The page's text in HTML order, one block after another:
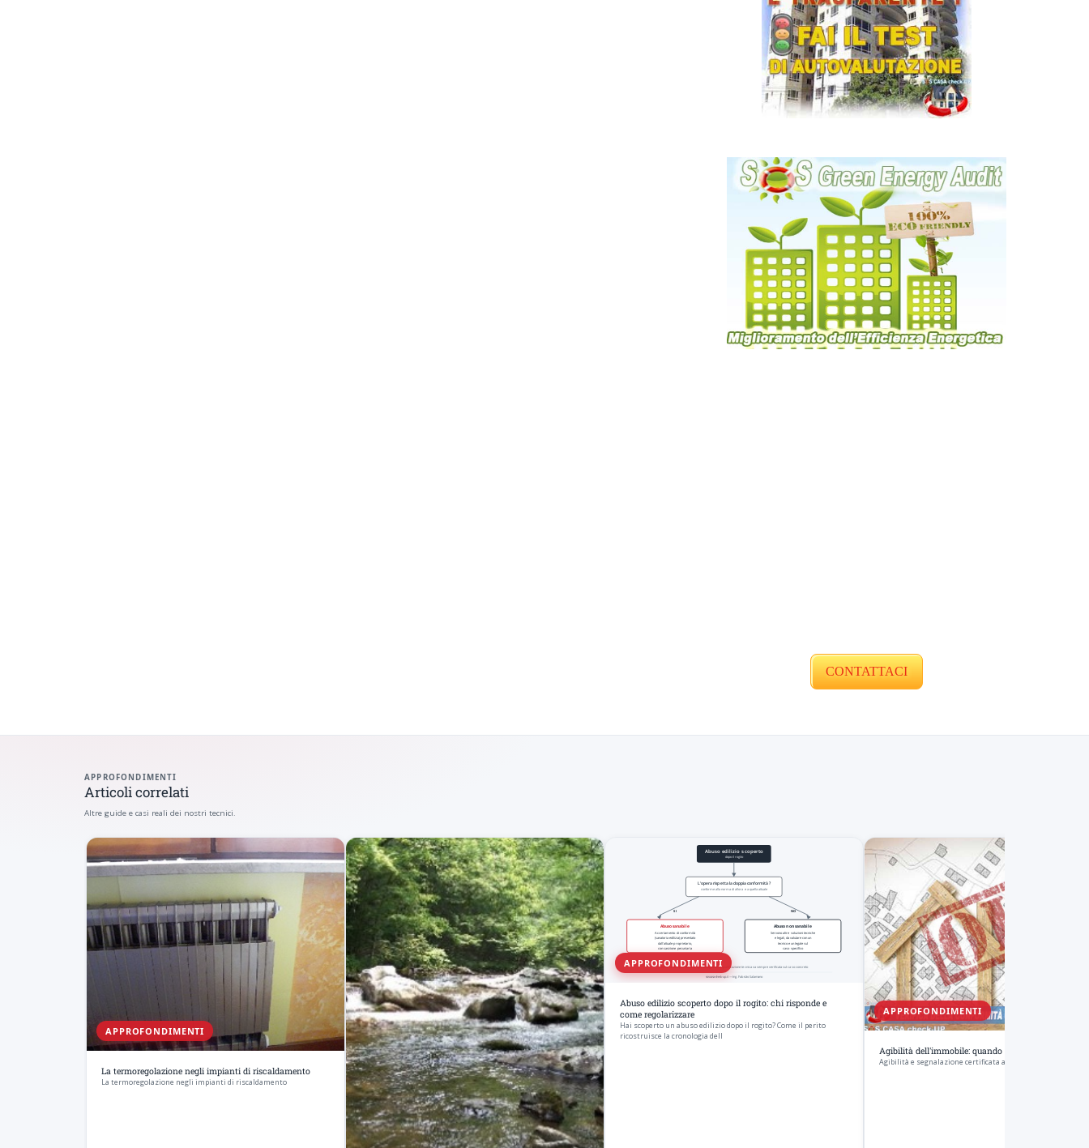
CONTATTACI
APPROFONDIMENTI
Articoli correlati
Altre guide e casi reali dei nostri tecnici.
APPROFONDIMENTI
La termoregolazione negli impianti di riscaldamento
La termoregolazione negli impianti di riscaldamento
APPROFONDIMENTI
Abuso edilizio scoperto dopo il rogito: chi risponde e
come regolarizzare
Hai scoperto un abuso edilizio dopo il rogito? Come il perito
ricostruisce la cronologia dell
APPROFONDIMENTI
Agibilità dell'immobile: quando manca e cosa fare
Agibilità e segnalazione certificata ai sensi dell